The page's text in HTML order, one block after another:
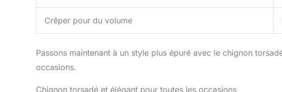
Crêper pour du volume
Passons maintenant à un style plus épuré avec le chignon
occasions.
Chignon torsadé et élégant pour toutes les occasions